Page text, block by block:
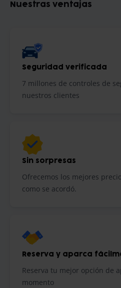
Nuestras ventajas
Seguridad verificada
7 millones de controles de
nuestros clientes
Sin sorpresas
Ofrecemos los mejores
como se acordó.
Reserva y aparca
Reserva tu mejor opción de
momento